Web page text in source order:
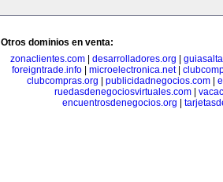
Otros dominios en venta:
zonaclientes.com| desarrolladores.org
foreigntrade.info
microelectronica.net|
clubcompras.org
publicidadnegocios.com
ruedasdenegociosvirtuales.com|
encuentrosdenegocios.org